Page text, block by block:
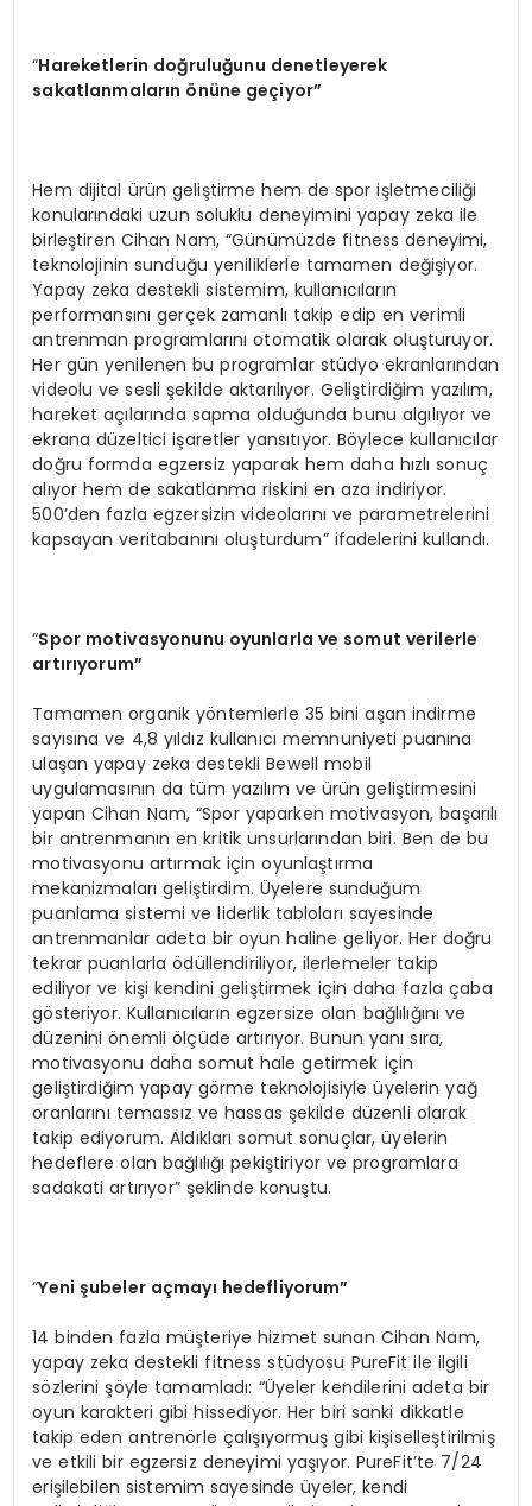
“Hareketlerin doğruluğunu denetleyerek
sakatlanmaların önüne geçiyor”
Hem dijital ürün geliştirme hem de spor işletmeciliği
konularındaki uzun soluklu deneyimini yapay zeka ile
birleştiren Cihan Nam, “Günümüzde fitness deneyimi,
teknolojinin sunduğu yeniliklerle tamamen değişiyor.
Yapay zeka destekli sistemim, kullanıcıların
performansını gerçek zamanlı takip edip en verimli
antrenman programlarını otomatik olarak oluşturuyor.
Her gün yenilenen bu programlar stüdyo ekranlarından
videolu ve sesli şekilde aktarılıyor. Geliştirdiğim yazılım,
hareket açılarında sapma olduğunda bunu algılıyor ve
ekrana düzeltici işaretler yansıtıyor. Böylece kullanıcılar
doğru formda egzersiz yaparak hem daha hızlı sonuç
alıyor hem de sakatlanma riskini en aza indiriyor.
500’den fazla egzersizin videolarını ve parametrelerini
kapsayan veritabanını oluşturdum” ifadelerini kullandı.
“Spor motivasyonunu oyunlarla ve somut verilerle
artırıyorum”
Tamamen organik yöntemlerle 35 bini aşan indirme
sayısına ve 4,8 yıldız kullanıcı memnuniyeti puanına
ulaşan yapay zeka destekli Bewell mobil
uygulamasının da tüm yazılım ve ürün geliştirmesini
yapan Cihan Nam, “Spor yaparken motivasyon, başarılı
bir antrenmanın en kritik unsurlarından biri. Ben de bu
motivasyonu artırmak için oyunlaştırma
mekanizmaları geliştirdim. Üyelere sunduğum
puanlama sistemi ve liderlik tabloları sayesinde
antrenmanlar adeta bir oyun haline geliyor. Her doğru
tekrar puanlarla ödüllendiriliyor, ilerlemeler takip
ediliyor ve kişi kendini geliştirmek için daha fazla çaba
gösteriyor. Kullanıcıların egzersize olan bağlılığını ve
düzenini önemli ölçüde artırıyor. Bunun yanı sıra,
motivasyonu daha somut hale getirmek için
geliştirdiğim yapay görme teknolojisiyle üyelerin yağ
oranlarını temassız ve hassas şekilde düzenli olarak
takip ediyorum. Aldıkları somut sonuçlar, üyelerin
hedeflere olan bağlılığı pekiştiriyor ve programlara
sadakati artırıyor” şeklinde konuştu.
“Yeni şubeler açmayı hedefliyorum”
14 binden fazla müşteriye hizmet sunan Cihan Nam,
yapay zeka destekli fitness stüdyosu PureFit ile ilgili
sözlerini şöyle tamamladı: “Üyeler kendilerini adeta bir
oyun karakteri gibi hissediyor. Her biri sanki dikkatle
takip eden antrenörle çalışıyormuş gibi kişiselleştirilmiş
ve etkili bir egzersiz deneyimi yaşıyor. PureFit’te 7/24
erişilebilen sistemim sayesinde üyeler, kendi